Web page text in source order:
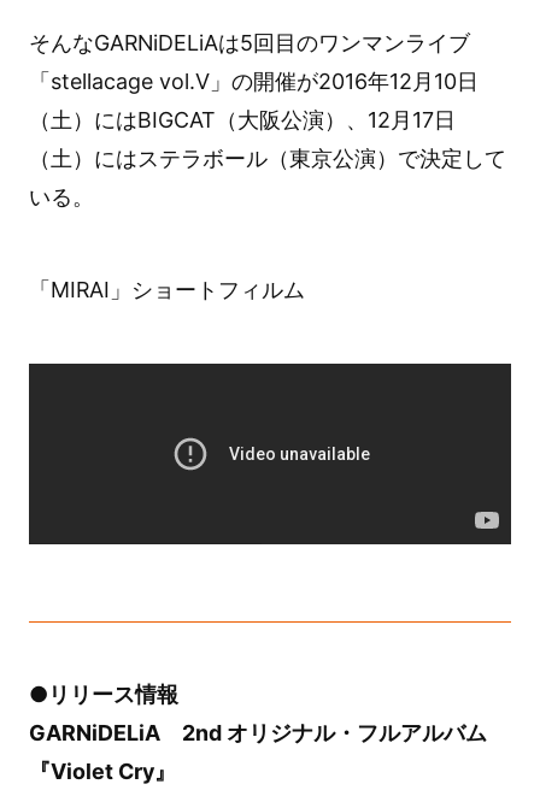
そんなGARNiDELiAは5回目のワンマンライブ
「stellacage vol.Ⅴ」の開催が2016年12月10日
（土）にはBIGCAT（大阪公演）、12月17日
（土）にはステラボール（東京公演）で決定して
いる。
「MIRAI」ショートフィルム
●リリース情報
GARNiDELiA 2nd オリジナル・フルアルバム
『Violet Cry』